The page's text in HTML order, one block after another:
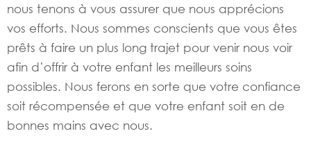
nous tenons à vous assurer que nous apprécions
vos efforts. Nous sommes conscients que vous êtes
prêts à faire un plus long trajet pour venir nous voir
afin d’offrir à votre enfant les meilleurs soins
possibles. Nous ferons en sorte que votre confiance
soit récompensée et que votre enfant soit en de
bonnes mains avec nous.